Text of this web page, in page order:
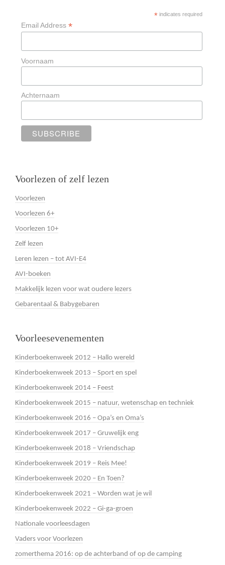
*indicates required
Email Address *
Voornaam
Achternaam
Voorlezen of zelf lezen
Voorlezen
Voorlezen 6+
Voorlezen 10+
Zelf lezen
Leren lezen – tot AVI-E4
AVI-boeken
Makkelijk lezen voor wat oudere lezers
Gebarentaal & Babygebaren
Voorleesevenementen
Kinderboekenweek 2012 – Hallo wereld
Kinderboekenweek 2013 – Sport en spel
Kinderboekenweek 2014 – Feest
Kinderboekenweek 2015 – natuur, wetenschap en techniek
Kinderboekenweek 2016 – Opa’s en Oma’s
Kinderboekenweek 2017 – Gruwelijk eng
Kinderboekenweek 2018 – Vriendschap
Kinderboekenweek 2019 – Reis Mee!
Kinderboekenweek 2020 – En Toen?
Kinderboekenweek 2021 – Worden wat je wil
Kinderboekenweek 2022 – Gi-ga-groen
Nationale voorleesdagen
Vaders voor Voorlezen
zomerthema 2016: op de achterband of op de camping